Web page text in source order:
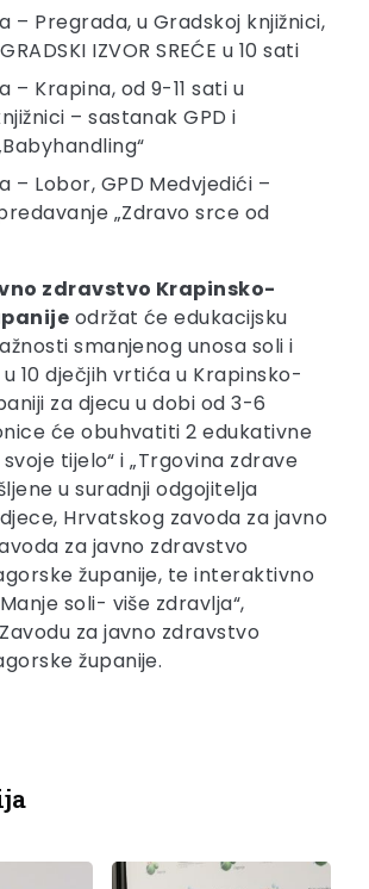
– Pregrada, u Gradskoj knjižnici,
IZVOR SREĆE u 10 sati
– Krapina, od 9-11 sati u
– sastanak GPD i
– Lobor, GPD Medvjedići –
„Zdravo srce od
zdravstvo Krapinsko-
održat će edukacijsku
smanjenog unosa soli i
10 dječjih vrtića u Krapinsko-
za djecu u dobi od 3-6
će obuhvatiti 2 edukativne
svoje tijelo“ i „Trgovina zdrave
u suradnji odgojitelja
Hrvatskog zavoda za javno
za javno zdravstvo
županije, te interaktivno
soli- više zdravlja“,
za javno zdravstvo
županije.